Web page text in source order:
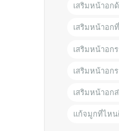
เสริมหน้าอก
เสริมหน้าอก
เสริมหน้าอก
เสริมหน้าอก
เสริมหน้าอก
แก้จมูกที่ไห